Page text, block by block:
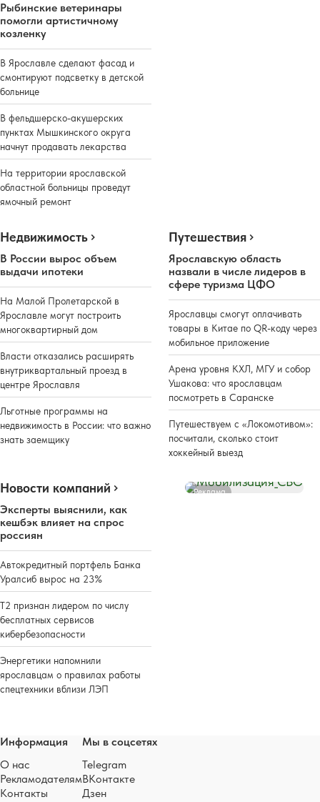
Рыбинские ветеринары
помогли артистичному
козленку
В Ярославле сделают фасад и
смонтируют подсветку в детской
больнице
В фельдшерско-акушерских
пунктах Мышкинского округа
начнут продавать лекарства
На территории ярославской
областной больницы проведут
ямочный ремонт
Недвижимость
В России вырос объем
выдачи ипотеки
На Малой Пролетарской в
Ярославле могут построить
многоквартирный дом
Власти отказались расширять
внутриквартальный проезд в
центре Ярославля
Льготные программы на
недвижимость в России: что важно
знать заемщику
Путешествия
Ярославскую область
назвали в числе лидеров в
сфере туризма ЦФО
Ярославцы смогут оплачивать
товары в Китае по QR-коду через
мобильное приложение
Арена уровня КХЛ, МГУ и собор
Ушакова: что ярославцам
посмотреть в Саранске
Путешествуем с «Локомотивом»:
посчитали, сколько стоит
хоккейный выезд
Новости компаний
Эксперты выяснили, как
кешбэк влияет на спрос
россиян
Автокредитный портфель Банка
Уралсиб вырос на 23%
Т2 признан лидером по числу
бесплатных сервисов
кибербезопасности
Энергетики напомнили
ярославцам о правилах работы
спецтехники вблизи ЛЭП
Реклама
Информация
О нас
Рекламодателям
Контакты
Мы в соцсетях
Telegram
ВКонтакте
Дзен